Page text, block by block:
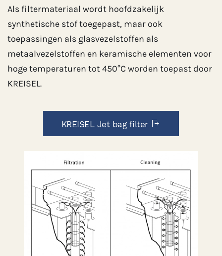
Als filtermateriaal wordt hoofdzakelijk
synthetische stof toegepast, maar ook
toepassingen als glasvezelstoffen als
metaalvezelstoffen en keramische elementen voor
hoge temperaturen tot 450°C worden toepast door
KREISEL.
KREISEL Jet bag filter